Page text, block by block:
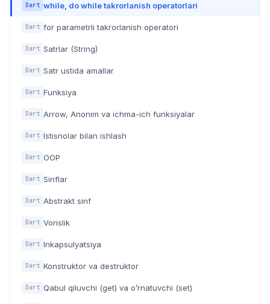
Dart while, do while takrorlanish operatorlari
Dart for parametrli takrorlanish operatori
Dart Satrlar (String)
Dart Satr ustida amallar
Dart Funksiya
Dart Arrow, Anonim va ichma-ich funksiyalar
Dart Istisnolar bilan ishlash
Dart OOP
Dart Sinflar
Dart Abstrakt sinf
Dart Vorislik
Dart Inkapsulyatsiya
Dart Konstruktor va destruktor
Dart Qabul qiluvchi (get) va o’rnatuvchi (set)